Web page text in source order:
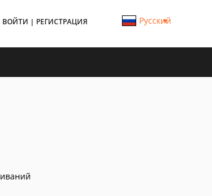
ВОЙТИ | РЕГИСТРАЦИЯ Русский